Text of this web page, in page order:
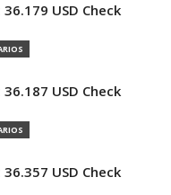
USD Check
USD Check
USD Check